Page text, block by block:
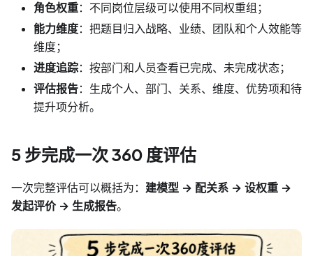
角色权重：不同岗位层级可以使用不同权重组；
能力维度：把题目归入战略、业绩、团队和个人效能等
维度；
进度追踪：按部门和人员查看已完成、未完成状态；
评估报告：生成个人、部门、关系、维度、优势项和待
提升项分析。
5 步完成一次 360 度评估
一次完整评估可以概括为： 建模型 → 配关系 → 设权重 →
发起评价 → 生成报告。